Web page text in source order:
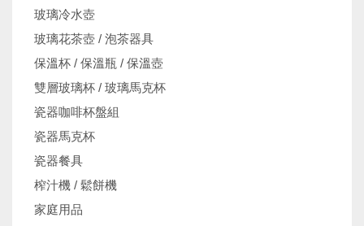
玻璃冷水壺
玻璃花茶壺 / 泡茶器具
保溫杯 / 保溫瓶 / 保溫壺
雙層玻璃杯 / 玻璃馬克杯
瓷器咖啡杯盤組
瓷器馬克杯
瓷器餐具
榨汁機 / 鬆餅機
家庭用品